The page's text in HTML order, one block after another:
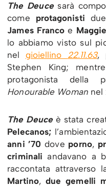
The Deucesarà
come protagonisti
James Franco e
lo abbiamo visto sul
nel gioiellino 22.11.63,
Stephen King;
protagonista della
Honourable Womannel
The Deuce è stata
Pelecanos;
anni ’70 dove porno,
criminali andavano a
raccontata attraverso
Martino,due gemelli